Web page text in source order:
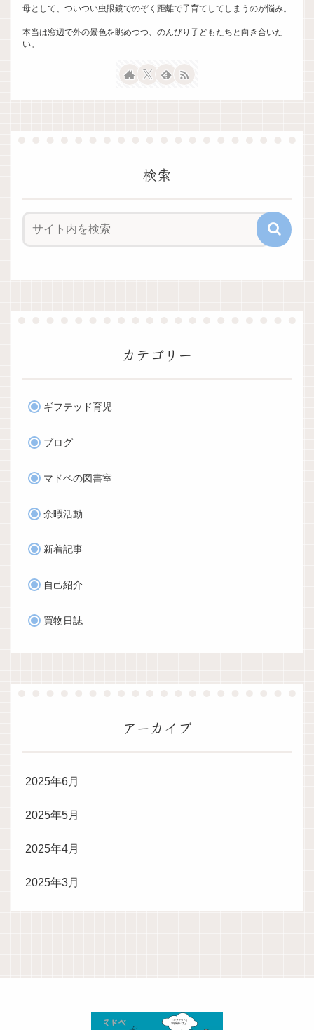
母として、ついつい虫眼鏡でのぞく距離で子育てしてしまうのが悩み。
本当は窓辺で外の景色を眺めつつ、のんびり子どもたちと向き合いた
い。
検索
カテゴリー
ギフテッド育児
ブログ
マドベの図書室
余暇活動
新着記事
自己紹介
買物日誌
アーカイブ
2025年6月
2025年5月
2025年4月
2025年3月